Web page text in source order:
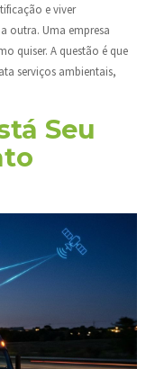
e viver
outra. Uma empresa
quiser. A questão é que
serviços ambientais,
Seu